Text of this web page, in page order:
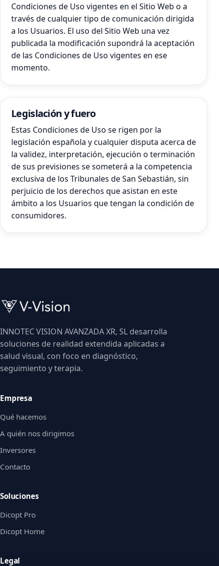
Condiciones de Uso vigentes en el Sitio Web o a
través de cualquier tipo de comunicación dirigida
a los Usuarios. El uso del Sitio Web una vez
publicada la modificación supondrá la aceptación
de las Condiciones de Uso vigentes en ese
momento.
Legislación y fuero
Estas Condiciones de Uso se rigen por la
legislación española y cualquier disputa acerca de
la validez, interpretación, ejecución o terminación
de sus previsiones se someterá a la competencia
exclusiva de los Tribunales de San Sebastián, sin
perjuicio de los derechos que asistan en este
ámbito a los Usuarios que tengan la condición de
consumidores.
INNOTEC VISION AVANZADA XR, SL desarrolla
soluciones de realidad extendida aplicadas a
salud visual, con foco en diagnóstico,
seguimiento y terapia.
Empresa
Qué hacemos
A quién nos dirigimos
Inversores
Contacto
Soluciones
Dicopt Pro
Dicopt Home
Legal